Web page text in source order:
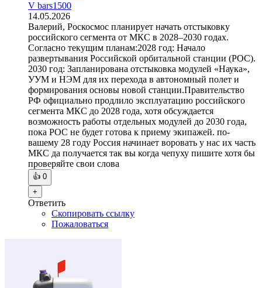
V bars1500
14.05.2026
Валерий, Роскосмос планирует начать отстыковку
российского сегмента от МКС в 2028–2030 годах. ​
Согласно текущим планам: ​2028 год: Начало
развертывания Российской орбитальной станции (РОС). ​
2030 год: Запланирована отстыковка модулей «Наука»,
УУМ и НЭМ для их перехода в автономный полет и
формирования основы новой станции. ​Правительство
РФ официально продлило эксплуатацию российского
сегмента МКС до 2028 года, хотя обсуждается
возможность работы отдельных модулей до 2030 года,
пока РОС не будет готова к приему экипажей. по-
вашему 28 году Россия начинает воровать у нас их часть
МКС да получается так вы когда чепуху пишите хотя бы
проверяйте свои слова
👍 0
+
Ответить
Скопировать ссылку
Пожаловаться